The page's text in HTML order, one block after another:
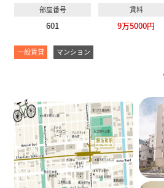
部屋番号
601
賃料
9万5000円
一般賃貸 マンション